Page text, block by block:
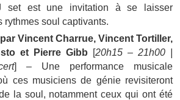
set est une invitation à se laisser
rythmes soul captivants.
Vincent Charrue, Vincent Tortiller,
et Pierre Gibb
[20h15 – 21h00 |
] – Une performance musicale
ces musiciens de génie revisiteront
la soul, notamment ceux qui ont été